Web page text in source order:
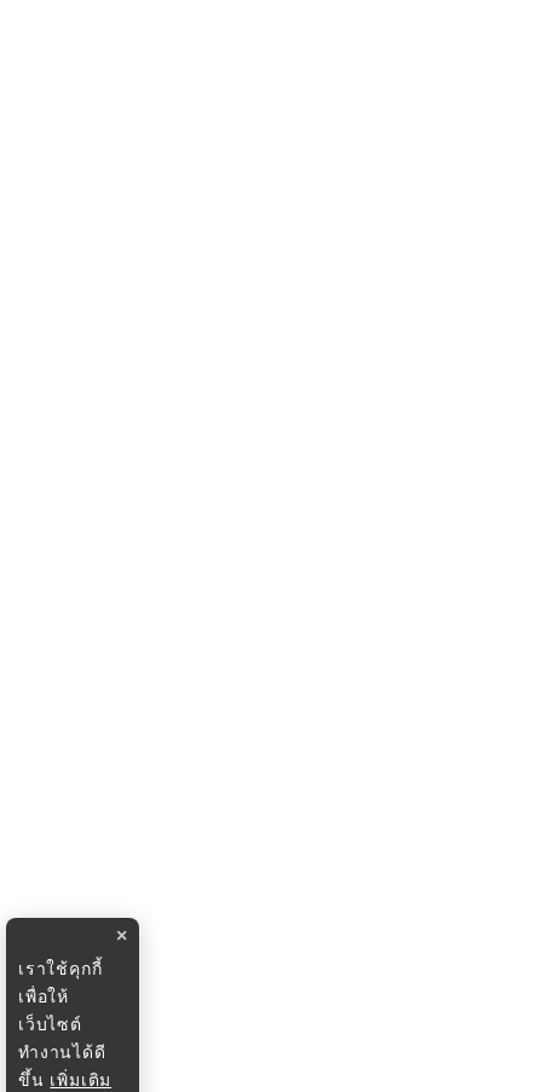
×
เราใช้คุกกี้
เพื่อให้
เว็บไซต์
ทำงานได้ดี
ขึ้น เพิ่มเติม